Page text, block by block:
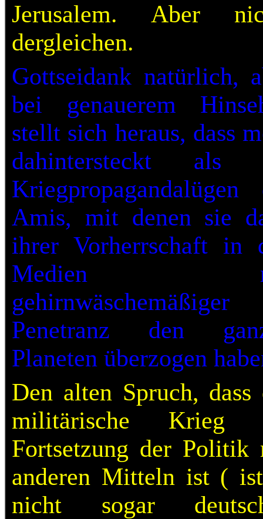
Jerusalem. Aber
dergleichen.
Gottseidank natürlich,
bei genauerem
stellt sich heraus, dass
dahintersteckt als
Kriegpropagandalügen
Amis, mit denen sie
ihrer Vorherrschaft in
Medien
gehirnwäschemäßiger
Penetranz den
Planeten überzogen
Den alten Spruch, dass
militärische Krieg
Fortsetzung der Politik
anderen Mitteln ist (
nicht sogar